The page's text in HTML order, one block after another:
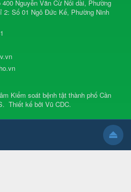
Nguyễn Văn Cừ Nối dài, Phường
Số 01 Ngô Đức Kế, Phường Ninh
Kiểm soát bệnh tật thành phố Cần
. Thiết kế bởi Vũ CDC.